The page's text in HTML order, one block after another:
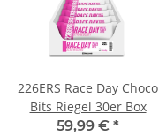
226ERS Race Day Choco
Bits Riegel 30er Box
59,99 € *